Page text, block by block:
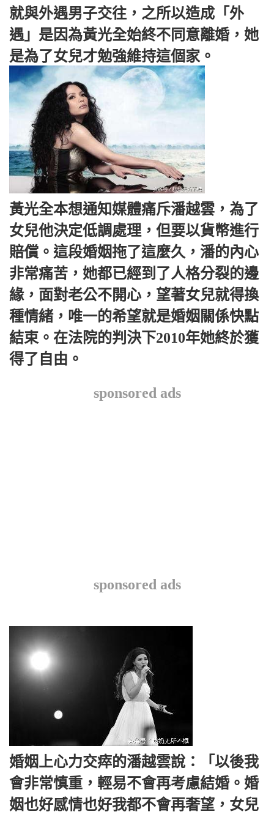
就與外遇男子交往，之所以造成「外
遇」是因為黃光全始終不同意離婚，她
是為了女兒才勉強維持這個家。
黃光全本想通知媒體痛斥潘越雲，為了
女兒他決定低調處理，但要以貨幣進行
賠償。這段婚姻拖了這麼久，潘的內心
非常痛苦，她都已經到了人格分裂的邊
緣，面對老公不開心，望著女兒就得換
種情緒，唯一的希望就是婚姻關係快點
結束。在法院的判決下2010年她終於獲
得了自由。
sponsored ads
sponsored ads
婚姻上心力交瘁的潘越雲說：「以後我
會非常慎重，輕易不會再考慮結婚。婚
姻也好感情也好我都不會再奢望，女兒